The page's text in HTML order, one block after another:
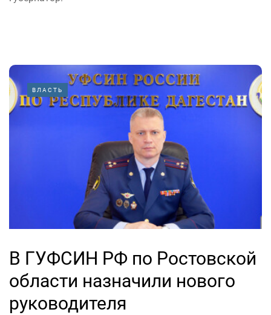
ВЛАСТЬ
В ГУФСИН РФ по Ростовской
области назначили нового
руководителя